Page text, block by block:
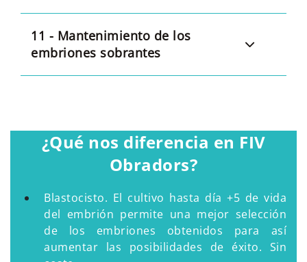
11 - Mantenimiento de los
embriones sobrantes
¿Qué nos diferencia en FIV
Obradors?
Blastocisto. El cultivo hasta día +5 de vida
del embrión permite una mejor selección
de los embriones obtenidos para así
aumentar las posibilidades de éxito. Sin